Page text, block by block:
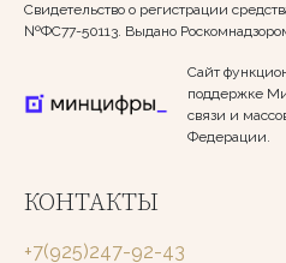
Свидетельство о регистрации
№ФС77-50113. Выдано
Сайт
поддержке
связи и
Федерации.
КОНТАКТЫ
+7(925)247-92-43